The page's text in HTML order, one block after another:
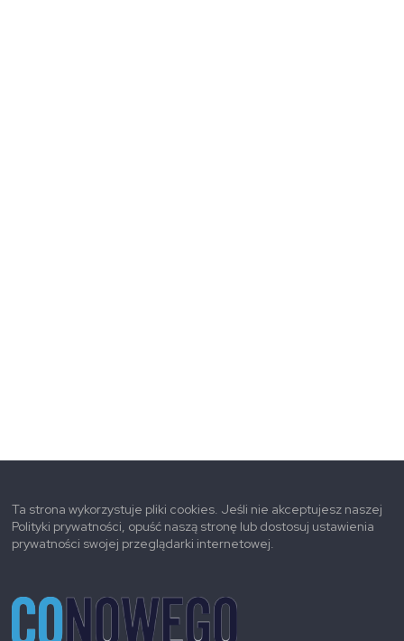
Ta strona wykorzystuje pliki cookies. Jeśli nie akceptujesz naszej
Polityki prywatności, opuść naszą stronę lub dostosuj ustawienia
prywatności swojej przeglądarki internetowej.